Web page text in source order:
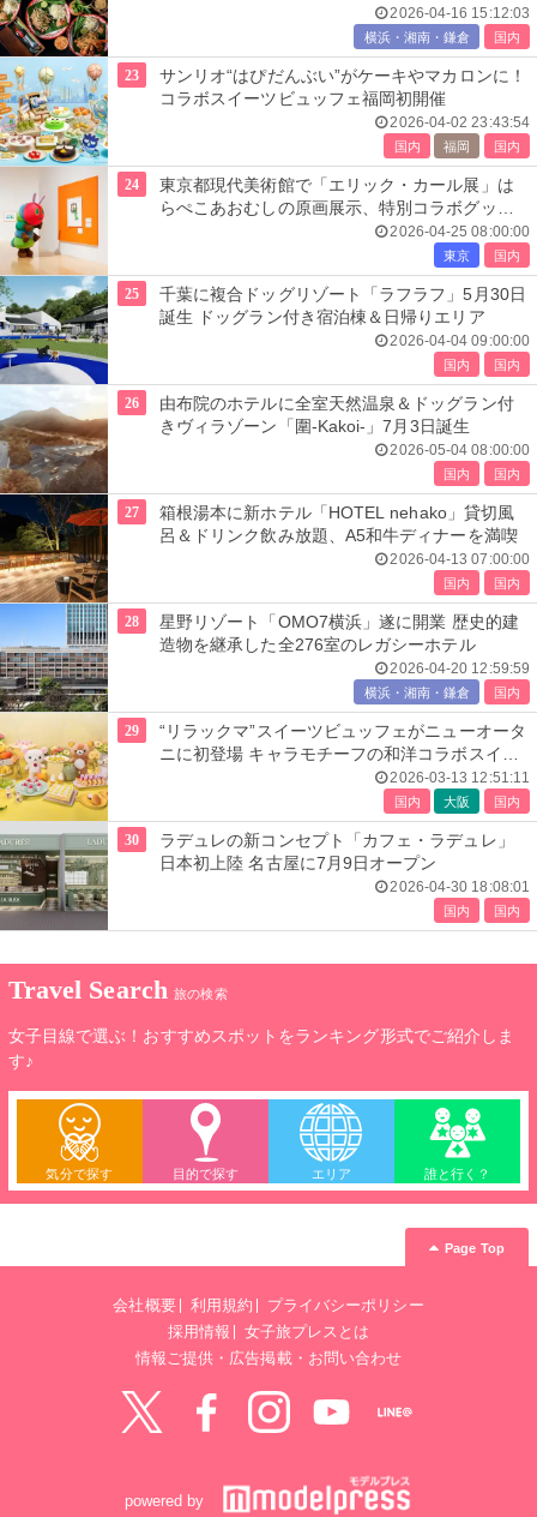
2026-04-16 15:12:03
横浜・湘南・鎌倉 国内
23
サンリオ“はぴだんぶい”がケーキやマカロンに！
コラボスイーツビュッフェ福岡初開催
2026-04-02 23:43:54
国内 福岡 国内
24
東京都現代美術館で「エリック・カール展」は
らぺこあおむしの原画展示、特別コラボグッズ
2026-04-25 08:00:00
東京 国内
25
千葉に複合ドッグリゾート「ラフラフ」5月30日
誕生 ドッグラン付き宿泊棟＆日帰りエリア
2026-04-04 09:00:00
国内 国内
26
由布院のホテルに全室天然温泉＆ドッグラン付
きヴィラゾーン「圍-Kakoi-」7月3日誕生
2026-05-04 08:00:00
国内 国内
27
箱根湯本に新ホテル「HOTEL nehako」貸切風
呂＆ドリンク飲み放題、A5和牛ディナーを満喫
2026-04-13 07:00:00
国内 国内
28
星野リゾート「OMO7横浜」遂に開業 歴史的建
造物を継承した全276室のレガシーホテル
2026-04-20 12:59:59
横浜・湘南・鎌倉 国内
29
“リラックマ”スイーツビュッフェがニューオータ
ニに初登場 キャラモチーフの和洋コラボスイー
2026-03-13 12:51:11
国内 大阪 国内
30
ラデュレの新コンセプト「カフェ・ラデュレ」
日本初上陸 名古屋に7月9日オープン
2026-04-30 18:08:01
国内 国内
Travel Search 旅の検索
女子目線で選ぶ！おすすめスポットをランキング形式でご紹介しま
す♪
気分で探す 目的で探す エリア 誰と行く？
Page Top
会社概要 利用規約
プライバシーポリシー
採用情報
女子旅プレスとは
情報ご提供・広告掲載・お問い合わせ
powered by